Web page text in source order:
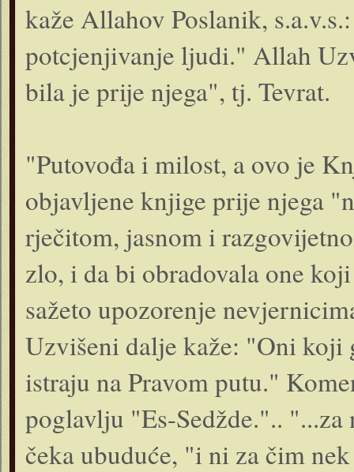
kaže Allahov Poslanik,
potcjenjivanje ljudi." Allah
bila je prije njega", tj. Tevrat.
"Putovođa i milost, a ovo je
objavljene knjige prije njega
rječitom, jasnom i
zlo, i da bi obradovala one
sažeto upozorenje
Uzvišeni dalje kaže: "Oni koji
istraju na Pravom putu."
poglavlju "Es-Sedžde."..
čeka ubuduće, "i ni za čim